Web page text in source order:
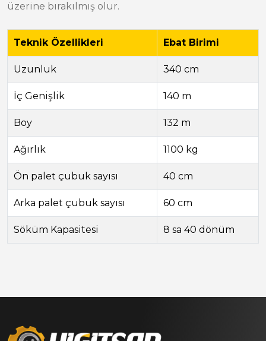
üzerine bırakılmış olur.
Teknik Özellikleri Ebat Birimi
Uzunluk 340 cm
İç Genişlik 140 m
Boy 132 m
Ağırlık 1100 kg
Ön palet çubuk sayısı 40 cm
Arka palet çubuk sayısı 60 cm
Söküm Kapasitesi 8 sa 40 dönüm